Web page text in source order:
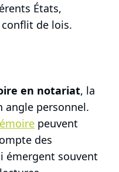
États,
de lois.
en notariat, la
angle personnel.
peuvent
des
émergent souvent